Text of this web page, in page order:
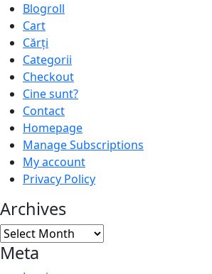
Blogroll
Cart
Cărți
Categorii
Checkout
Cine sunt?
Contact
Homepage
Manage Subscriptions
My account
Privacy Policy
Archives
Archives
Meta